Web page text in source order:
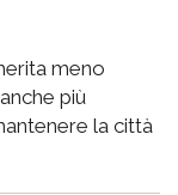
meno
più
la città